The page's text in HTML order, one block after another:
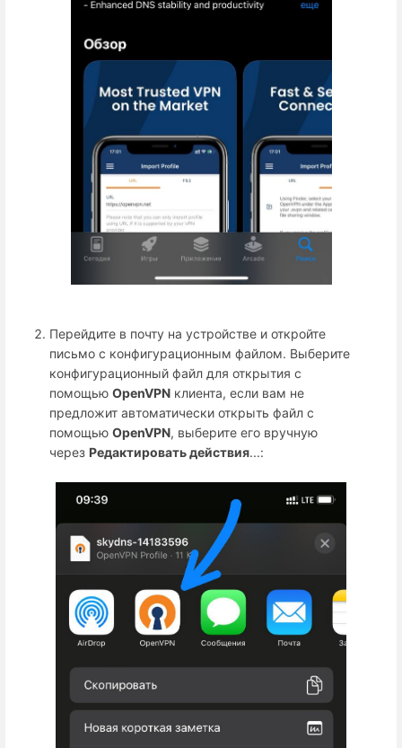
Перейдите в почту на устройстве и откройте
письмо с конфигурационным файлом. Выберите
конфигурационный файл для открытия с
помощью OpenVPN клиента, если вам не
предложит автоматически открыть файл с
помощью OpenVPN, выберите его вручную
через Редактировать действия...: